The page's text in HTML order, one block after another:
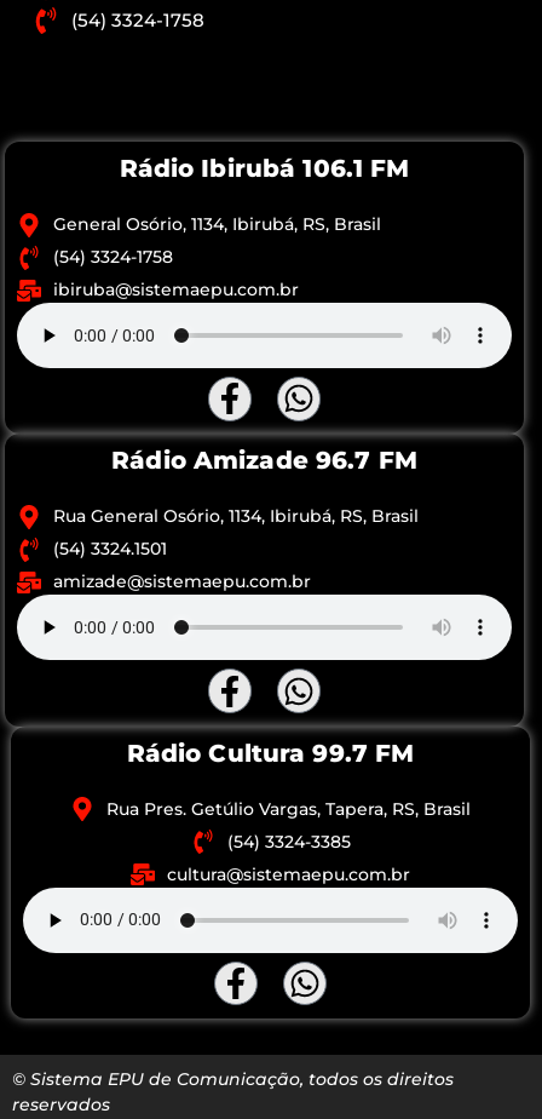
(54) 3324-1758
Rádio Ibirubá 106.1 FM
General Osório, 1134, Ibirubá, RS, Brasil
(54) 3324-1758
ibiruba@sistemaepu.com.br
Rádio Amizade 96.7 FM
Rua General Osório, 1134, Ibirubá, RS, Brasil
(54) 3324.1501
amizade@sistemaepu.com.br
Rádio Cultura 99.7 FM
Rua Pres. Getúlio Vargas, Tapera, RS, Brasil
(54) 3324-3385
cultura@sistemaepu.com.br
© Sistema EPU de Comunicação, todos os direitos
reservados